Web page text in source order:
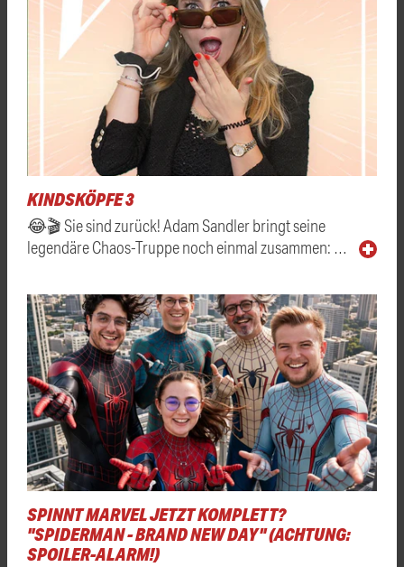
KINDSKÖPFE 3
😂🎬 Sie sind zurück! Adam Sandler bringt seine
legendäre Chaos-Truppe noch einmal zusammen: …
SPINNT MARVEL JETZT KOMPLETT?
"SPIDERMAN - BRAND NEW DAY" (ACHTUNG:
SPOILER-ALARM!)